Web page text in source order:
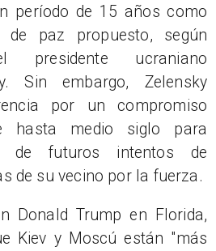
período de 15 años como
paz propuesto, según
presidente ucraniano
Sin embargo, Zelensky
por un compromiso
hasta medio siglo para
de futuros intentos de
de su vecino por la fuerza.
Donald Trump en Florida,
Kiev y Moscú están "más